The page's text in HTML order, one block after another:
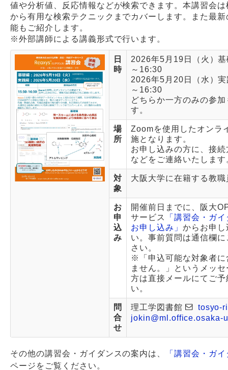
値や分析値、反応情報などが検索できます。本講習会
から有用な検索テクニックまでカバーします。また最
能もご紹介します。
※外部講師による講義形式で行います。
日
時
2026年5月19日（火）
～16:30
2026年5月20日（水）
～16:30
どちらか一方のみの参
す。
場
所
Zoomを使用したオンラ
施となります。
お申し込みの方に、接
などをご連絡いたします
対
象
大阪大学に在籍する教職
お
申
込
み
開催前日までに、阪大
サービス
「講習会・ガ
お申し込み」 からお申
い。事前質問は通信欄
さい。
※「申込可能な対象者に
ません。」というメッ
方は直接メールにてご予
い。
問
合
せ
理工学図書館
tosyo-
jokin@ml.office.osaka-
その他の講習会・ガイダンスの案内は、
「講習会・ガ
ページをご覧ください。